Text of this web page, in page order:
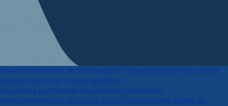
Je veux me défaire de mon matelas
Trouvez un point de collecte
près de chez vous J'ai une question ...
Je produis ou j’importe des matelas Cotisations
environnementales Qu’est-ce que la responsabilité élargie du